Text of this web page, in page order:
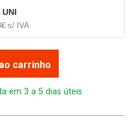
UNI
s/ IVA
carrinho
em 3 a 5 dias úteis